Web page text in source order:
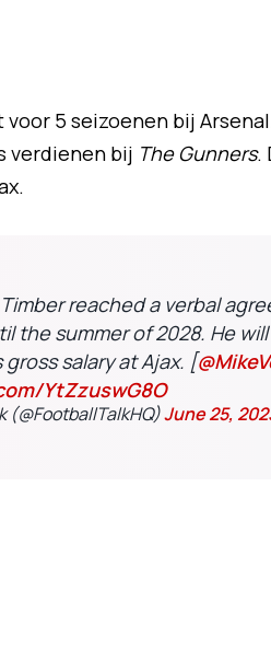
5 seizoenen bij
verdienen bij The Gunners.
Timber reached a verbal
the summer of 2028. He
salary at Ajax. [
YtZzuswG8O
(@FootballTalkHQ)June 25,